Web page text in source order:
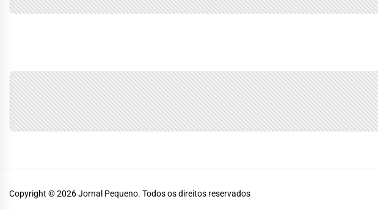
Copyright © 2026Jornal Pequeno. Todos os direitos reservados